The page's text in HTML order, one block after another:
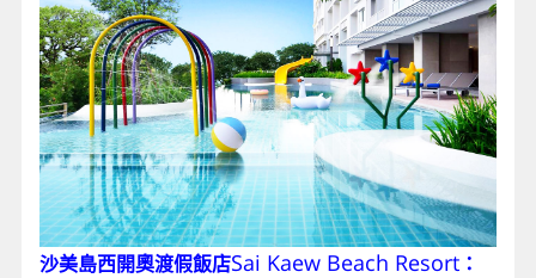
沙美島西開奧渡假飯店Sai Kaew Beach Resort：